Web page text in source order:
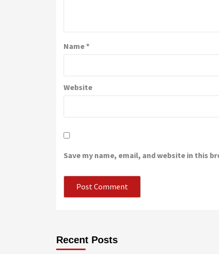
Name*
Website
Save my name, email, and website in this
Recent Posts